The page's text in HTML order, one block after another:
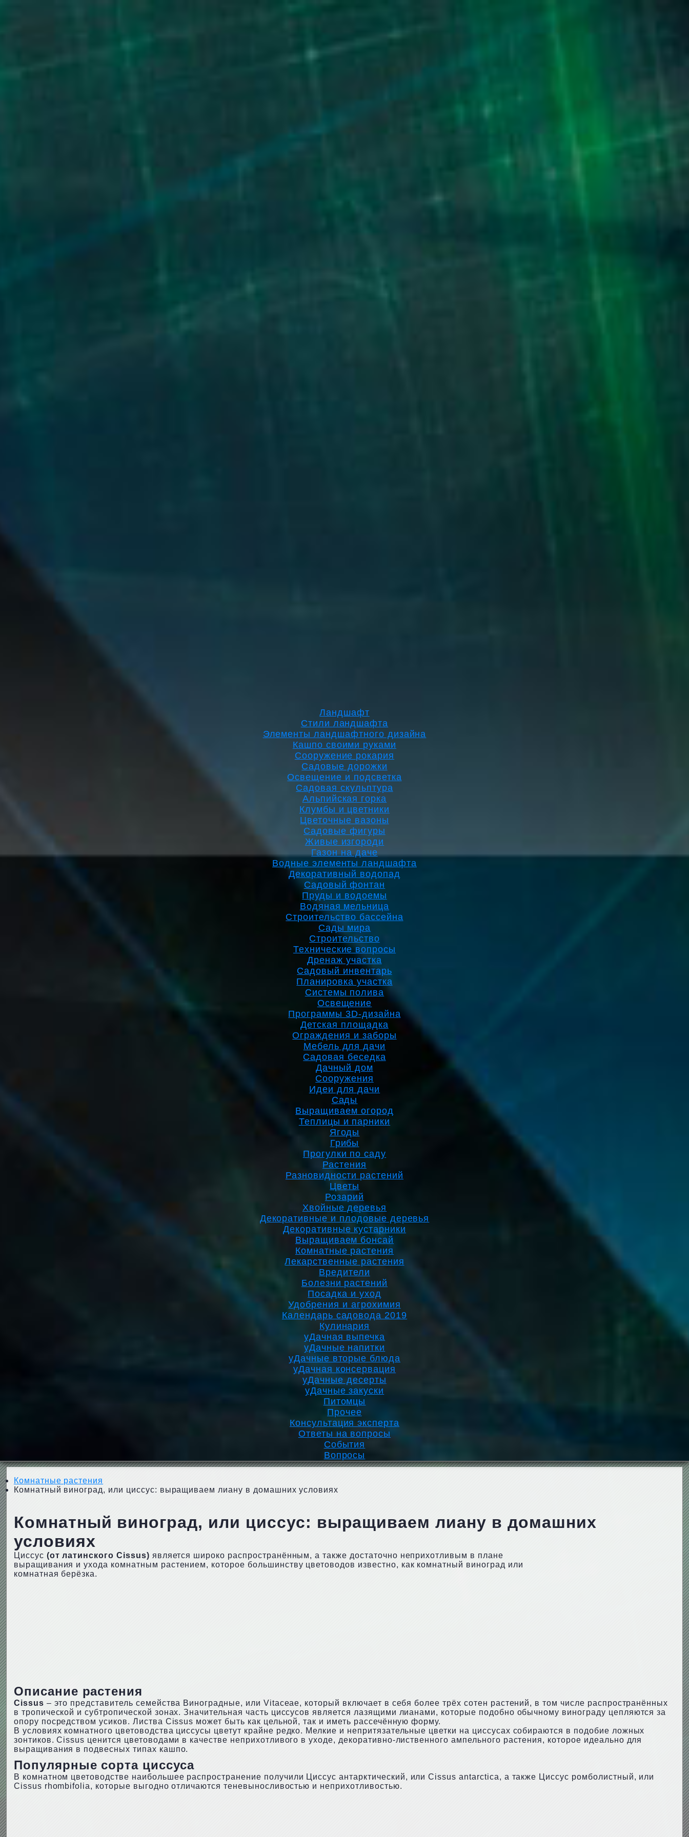
Ландшафт
Стили ландшафта
Элементы ландшафтного дизайна
Кашпо своими руками
Сооружение рокария
Садовые дорожки
Освещение и подсветка
Садовая скульптура
Альпийская горка
Клумбы и цветники
Цветочные вазоны
Садовые фигуры
Живые изгороди
Газон на даче
Водные элементы ландшафта
Декоративный водопад
Садовый фонтан
Пруды и водоемы
Водяная мельница
Строительство бассейна
Сады мира
Строительство
Технические вопросы
Дренаж участка
Садовый инвентарь
Планировка участка
Системы полива
Освещение
Программы 3D-дизайна
Детская площадка
Ограждения и заборы
Мебель для дачи
Садовая беседка
Дачный дом
Сооружения
Идеи для дачи
Сады
Выращиваем огород
Теплицы и парники
Ягоды
Грибы
Прогулки по саду
Растения
Разновидности растений
Цветы
Розарий
Хвойные деревья
Декоративные и плодовые деревья
Декоративные кустарники
Выращиваем бонсай
Комнатные растения
Лекарственные растения
Вредители
Болезни растений
Посадка и уход
Удобрения и агрохимия
Календарь садовода 2019
Кулинария
уДачная выпечка
уДачные напитки
уДачные вторые блюда
уДачная консервация
уДачные десерты
уДачные закуски
Питомцы
Прочее
Консультация эксперта
Ответы на вопросы
События
Вопросы
Комнатные растения
Комнатный виноград, или циссус: выращиваем лиану в домашних условиях
Комнатный виноград, или циссус: выращиваем лиану в домашних
условиях
Циссус (от латинского Cissus) является широко распространённым, а также достаточно неприхотливым в плане
выращивания и ухода комнатным растением, которое большинству цветоводов известно, как комнатный виноград или
комнатная берёзка.
Описание растения
Cissus – это представитель семейства Виноградные, или Vitaceae, который включает в себя более трёх сотен растений, в том числе распространённых
в тропической и субтропической зонах. Значительная часть циссусов является лазящими лианами, которые подобно обычному винограду цепляются за
опору посредством усиков. Листва Cissus может быть как цельной, так и иметь рассечённую форму.
В условиях комнатного цветоводства циссусы цветут крайне редко. Мелкие и непритязательные цветки на циссусах собираются в подобие ложных
зонтиков. Cissus ценится цветоводами в качестве неприхотливого в уходе, декоративно-лиственного ампельного растения, которое идеально для
выращивания в подвесных типах кашпо.
Популярные сорта циссуса
В комнатном цветоводстве наибольшее распространение получили Циссус антарктический, или Cissus antarctica, а также Циссус ромболистный, или
Cissus rhombifolia, которые выгодно отличаются теневыносливостью и неприхотливостью.